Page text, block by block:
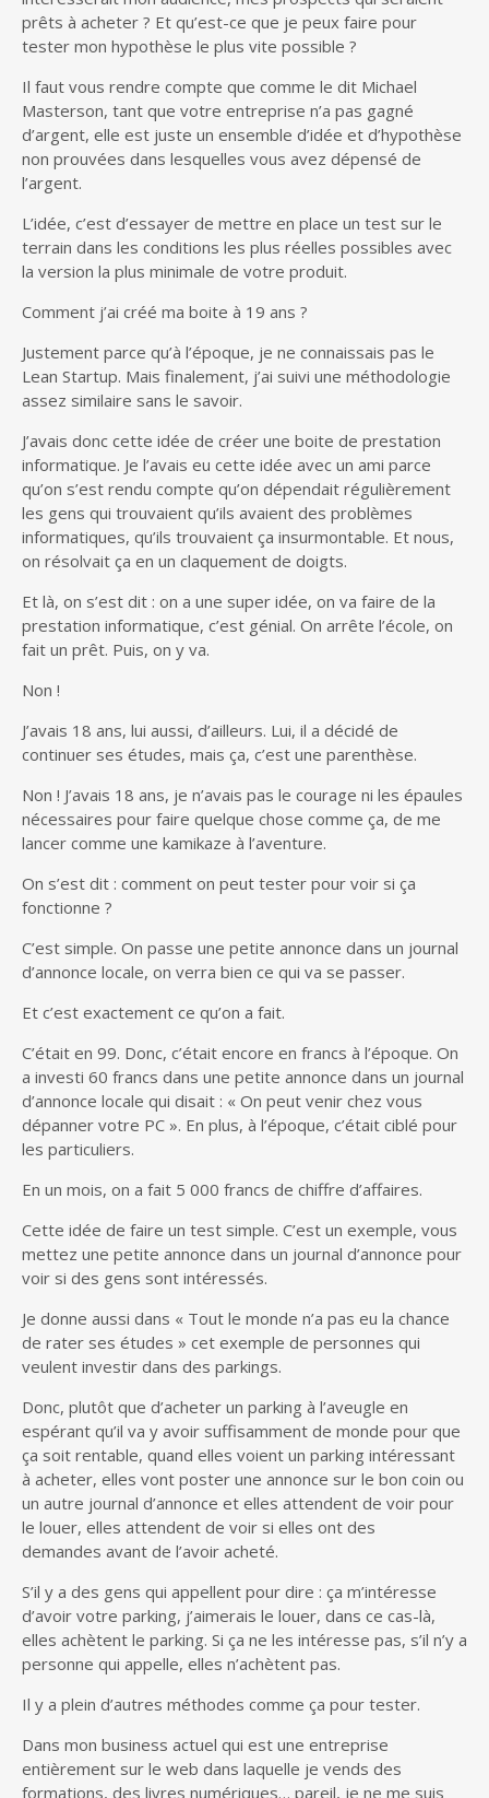
prêts à acheter ? Et qu’est-ce que je peux faire pour
tester mon hypothèse le plus vite possible ?
Il faut vous rendre compte que comme le dit Michael
Masterson, tant que votre entreprise n’a pas gagné
d’argent, elle est juste un ensemble d’idée et d’hypothèse
non prouvées dans lesquelles vous avez dépensé de
l’argent.
L’idée, c’est d’essayer de mettre en place un test sur le
terrain dans les conditions les plus réelles possibles avec
la version la plus minimale de votre produit.
Comment j’ai créé ma boite à 19 ans ?
Justement parce qu’à l’époque, je ne connaissais pas le
Lean Startup. Mais finalement, j’ai suivi une méthodologie
assez similaire sans le savoir.
J’avais donc cette idée de créer une boite de prestation
informatique. Je l’avais eu cette idée avec un ami parce
qu’on s’est rendu compte qu’on dépendait régulièrement
les gens qui trouvaient qu’ils avaient des problèmes
informatiques, qu’ils trouvaient ça insurmontable. Et nous,
on résolvait ça en un claquement de doigts.
Et là, on s’est dit : on a une super idée, on va faire de la
prestation informatique, c’est génial. On arrête l’école, on
fait un prêt. Puis, on y va.
Non !
J’avais 18 ans, lui aussi, d’ailleurs. Lui, il a décidé de
continuer ses études, mais ça, c’est une parenthèse.
Non ! J’avais 18 ans, je n’avais pas le courage ni les épaules
nécessaires pour faire quelque chose comme ça, de me
lancer comme une kamikaze à l’aventure.
On s’est dit : comment on peut tester pour voir si ça
fonctionne ?
C’est simple. On passe une petite annonce dans un journal
d’annonce locale, on verra bien ce qui va se passer.
Et c’est exactement ce qu’on a fait.
C’était en 99. Donc, c’était encore en francs à l’époque. On
a investi 60 francs dans une petite annonce dans un journal
d’annonce locale qui disait : « On peut venir chez vous
dépanner votre PC ». En plus, à l’époque, c’était ciblé pour
les particuliers.
En un mois, on a fait 5 000 francs de chiffre d’affaires.
Cette idée de faire un test simple. C’est un exemple, vous
mettez une petite annonce dans un journal d’annonce pour
voir si des gens sont intéressés.
Je donne aussi dans « Tout le monde n’a pas eu la chance
de rater ses études » cet exemple de personnes qui
veulent investir dans des parkings.
Donc, plutôt que d’acheter un parking à l’aveugle en
espérant qu’il va y avoir suffisamment de monde pour que
ça soit rentable, quand elles voient un parking intéressant
à acheter, elles vont poster une annonce sur le bon coin ou
un autre journal d’annonce et elles attendent de voir pour
le louer, elles attendent de voir si elles ont des
demandes avant de l’avoir acheté.
S’il y a des gens qui appellent pour dire : ça m’intéresse
d’avoir votre parking, j’aimerais le louer, dans ce cas-là,
elles achètent le parking. Si ça ne les intéresse pas, s’il n’y a
personne qui appelle, elles n’achètent pas.
Il y a plein d’autres méthodes comme ça pour tester.
Dans mon business actuel qui est une entreprise
entièrement sur le web dans laquelle je vends des
formations, des livres numériques… pareil, je ne me suis